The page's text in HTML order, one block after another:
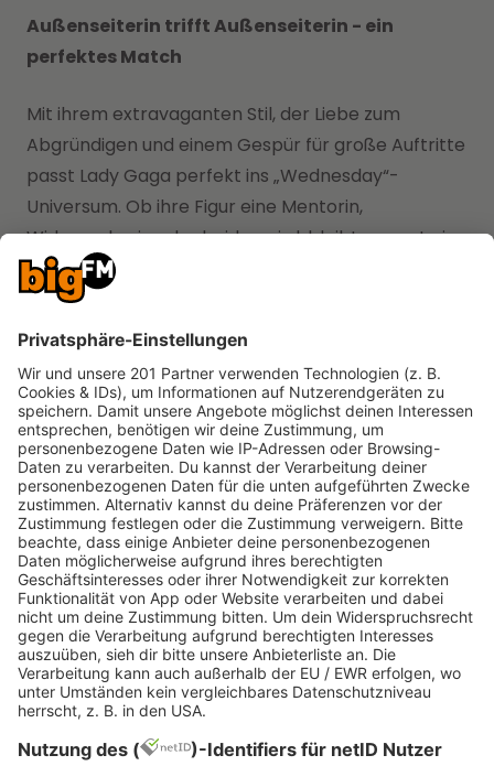
Außenseiterin trifft Außenseiterin - ein
perfektes Match
Mit ihrem extravaganten Stil, der Liebe zum
Abgründigen und einem Gespür für große Auftritte
passt Lady Gaga perfekt ins „Wednesday“-
Universum. Ob ihre Figur eine Mentorin,
Widersacherin oder beides wird, bleibt vorerst ein
Geheimnis - doch fest steht: Staffel 2 verspricht
düsteren Glamour, musikalische Highlights und
jede Menge Spannung.
bigFM Deutschlands
biggste Beats